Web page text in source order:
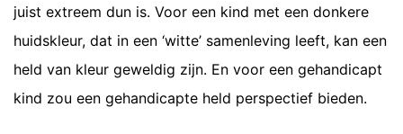
juist extreem dun is. Voor een kind met een donkere
huidskleur, dat in een ‘witte’ samenleving leeft, kan een
held van kleur geweldig zijn. En voor een gehandicapt
kind zou een gehandicapte held perspectief bieden.